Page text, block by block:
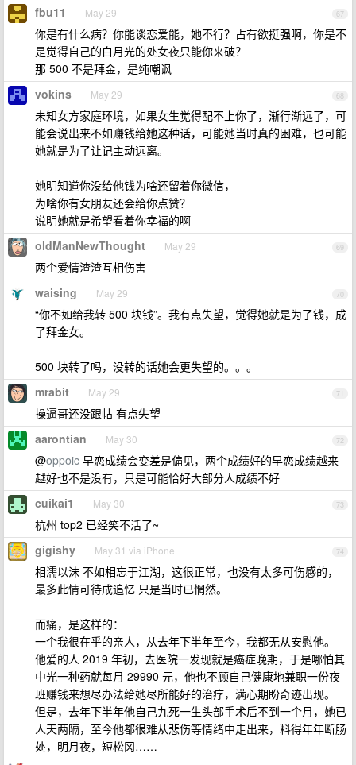
67
fbu11 May 29
你是有什么病？你能谈恋爱能，她不行？占有欲挺强啊，你是不
是觉得自己的白月光的处女夜只能你来破？
那 500 不是拜金，是纯嘲讽
68
vokins May 29
未知女方家庭环境，如果女生觉得配不上你了，渐行渐远了，可
能会说出来不如赚钱给她这种话，可能她当时真的困难，也可能
她就是为了让记主动远离。
她明知道你没给他钱为啥还留着你微信，
为啥你有女朋友还会给你点赞？
说明她就是希望看着你幸福的啊
69
oldManNewThought May 29
两个爱情渣渣互相伤害
70
waising May 29
“你不如给我转 500 块钱”。我有点失望，觉得她就是为了钱，成
了拜金女。
500 块转了吗，没转的话她会更失望的。。。
71
mrabit May 29
操逼哥还没跟帖 有点失望
72
aarontian May 30
@oppoic 早恋成绩会变差是偏见，两个成绩好的早恋成绩越来
越好也不是没有，只是可能恰好大部分人成绩不好
73
cuikai1 May 30
杭州 top2 已经笑不活了~
74
gigishy May 31 via iPhone
相濡以沫 不如相忘于江湖，这很正常，也没有太多可伤感的，
最多此情可待成追忆 只是当时已惘然。
而痛，是这样的：
一个我很在乎的亲人，从去年下半年至今，我都无从安慰他。
他爱的人 2019 年初，去医院一发现就是癌症晚期，于是哪怕其
中光一种药就每月 29990 元，他也不顾自己健康地兼职一份夜
班赚钱来想尽办法给她尽所能好的治疗，满心期盼奇迹出现。
但是，去年下半年他自己九死一生头部手术后不到一个月，她已
人天两隔，至今他都很难从悲伤等情绪中走出来，料得年年断肠
处，明月夜，短松冈……